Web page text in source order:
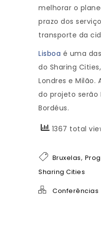
melhorar o
prazo dos
transporte da
Lisboa é uma
do Sharing
Londres e Milão.
do projeto serão
Bordéus.
1367 total
Bruxelas,
Sharing Cities
Conferências